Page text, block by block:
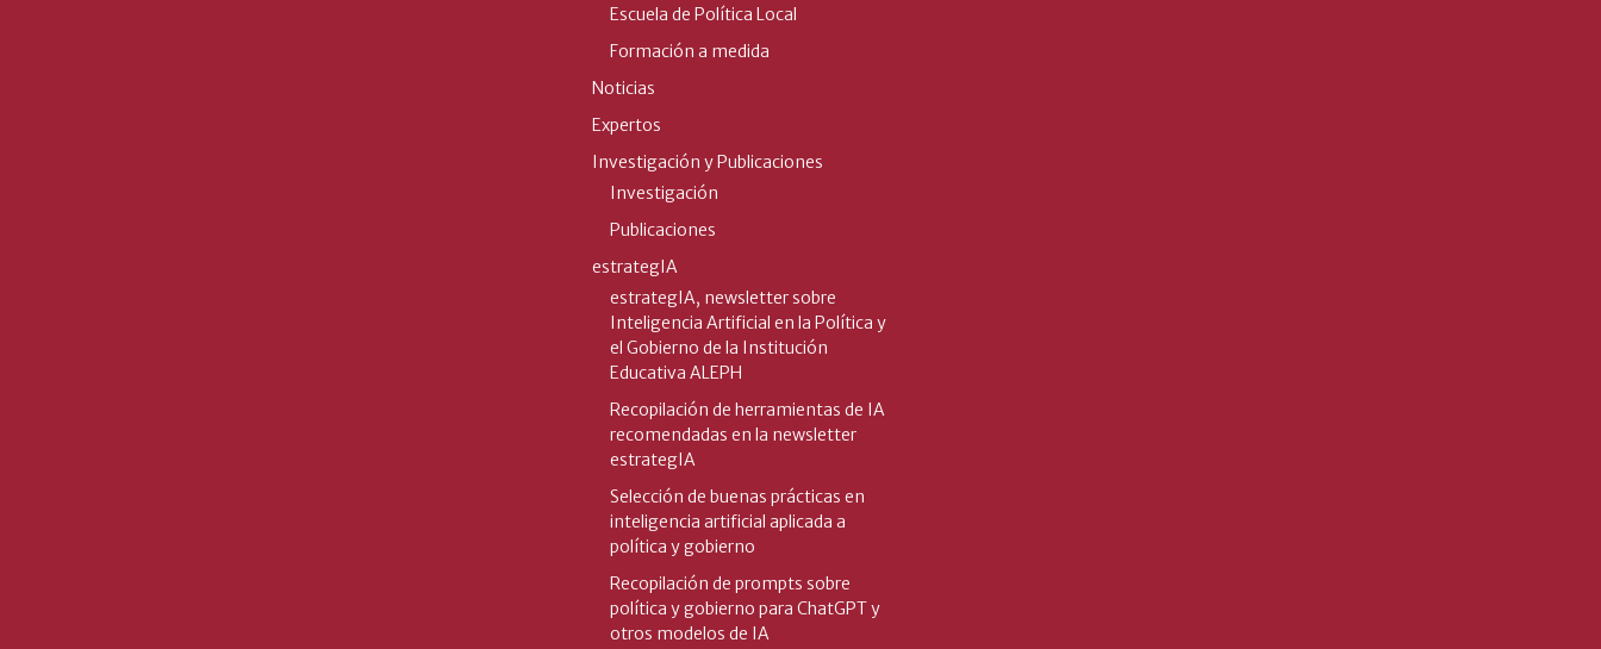
Escuela de Política Local
Formación a medida
Noticias
Expertos
Investigación y Publicaciones
Investigación
Publicaciones
estrategIA
estrategIA, newsletter sobre
Inteligencia Artificial en la Política y
el Gobierno de la Institución
Educativa ALEPH
Recopilación de herramientas de IA
recomendadas en la newsletter
estrategIA
Selección de buenas prácticas en
inteligencia artificial aplicada a
política y gobierno
Recopilación de prompts sobre
política y gobierno para ChatGPT y
otros modelos de IA